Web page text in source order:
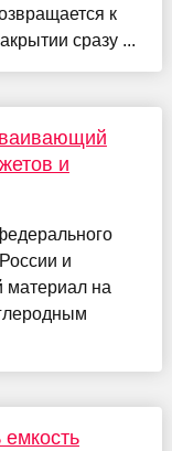
к
сразу ...
и
и
материал на